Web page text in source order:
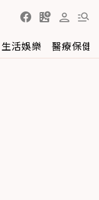
生活娛樂 醫療保健